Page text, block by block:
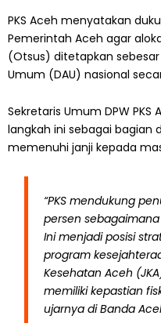
PKS Aceh menyatakan
Pemerintah Aceh agar
(Otsus) ditetapkan sebesar
Umum (DAU) nasional
Sekretaris Umum DPW
langkah ini sebagai bagian
memenuhi janji kepada
“PKS mendukung
persen
Ini menjadi posisi
program
Kesehatan Aceh
memiliki kepastian
ujarnya di Banda